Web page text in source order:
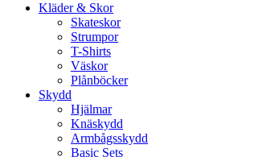
Kläder & Skor
Skateskor
Strumpor
T-Shirts
Väskor
Plånböcker
Skydd
Hjälmar
Knäskydd
Armbågsskydd
Basic Sets